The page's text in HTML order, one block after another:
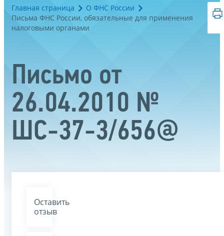
Главная страница
О ФНС России
Письма ФНС России, обязательные для применения
налоговыми органами
Письмо от
26.04.2010 №
ШС-37-3/656@
Оставить
отзыв